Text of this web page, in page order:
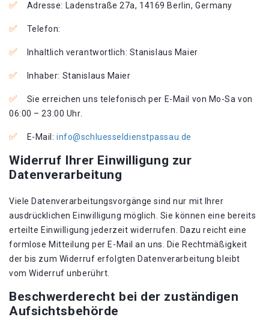
Adresse: Ladenstraße 27a, 14169 Berlin, Germany
Telefon:
Inhaltlich verantwortlich: Stanislaus Maier
Inhaber: Stanislaus Maier
Sie erreichen uns telefonisch per E-Mail von Mo-Sa von
06:00 – 23:00 Uhr.
E-Mail:info@schluesseldienstpassau.de
Widerruf Ihrer Einwilligung zur
Datenverarbeitung
Viele Datenverarbeitungsvorgänge sind nur mit Ihrer
ausdrücklichen Einwilligung möglich. Sie können eine bereits
erteilte Einwilligung jederzeit widerrufen. Dazu reicht eine
formlose Mitteilung per E-Mail an uns. Die Rechtmäßigkeit
der bis zum Widerruf erfolgten Datenverarbeitung bleibt
vom Widerruf unberührt.
Beschwerderecht bei der zuständigen
Aufsichtsbehörde